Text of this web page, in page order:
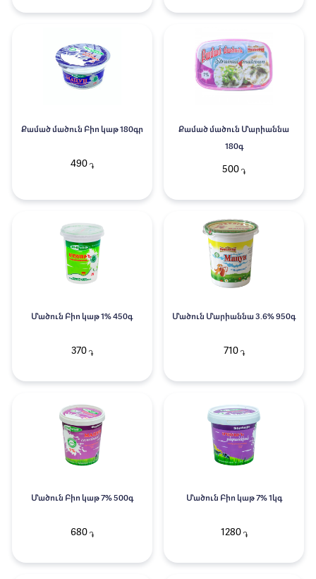
Քամած մածուն Բիո կաթ 180գր
490֏
Քամած մածուն Մարիաննա
180գ
500 ֏
Մածուն Բիո կաթ 1% 450գ
370֏
Մածուն Մարիաննա 3.6% 950գ
710֏
Մածուն Բիո կաթ 7% 500գ
680֏
Մածուն Բիո կաթ 7% 1կգ
1280֏